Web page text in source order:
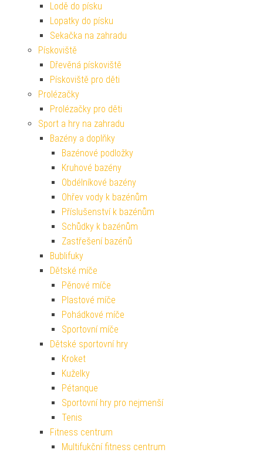
Lodě do písku
Lopatky do písku
Sekačka na zahradu
Pískoviště
Dřevěná pískoviště
Pískoviště pro děti
Prolézačky
Prolézačky pro děti
Sport a hry na zahradu
Bazény a doplňky
Bazénové podložky
Kruhové bazény
Obdélníkové bazény
Ohřev vody k bazénům
Příslušenství k bazénům
Schůdky k bazénům
Zastřešení bazénů
Bublifuky
Dětské míče
Pěnové míče
Plastové míče
Pohádkové míče
Sportovní míče
Dětské sportovní hry
Kroket
Kuželky
Pétanque
Sportovní hry pro nejmenší
Tenis
Fitness centrum
Multifukční fitness centrum